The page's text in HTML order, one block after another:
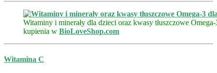
Witaminy i minerały dla dzieci oraz kwasy tłuszczowe
kupienia w BioLoveShop.com
Witamina C